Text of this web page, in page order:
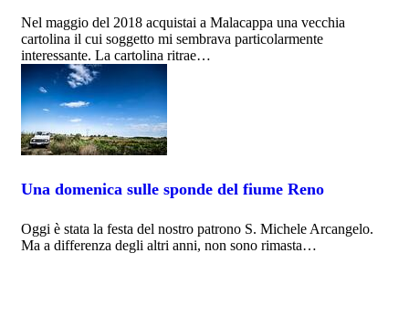
Nel maggio del 2018 acquistai a Malacappa una vecchia
cartolina il cui soggetto mi sembrava particolarmente
interessante. La cartolina ritrae…
Una domenica sulle sponde del fiume Reno
Oggi è stata la festa del nostro patrono S. Michele Arcangelo.
Ma a differenza degli altri anni, non sono rimasta…